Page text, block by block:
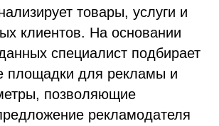
товары, услуги и
клиентов. На основании
специалист подбирает
площадки для рекламы и
позволяющие
рекламодателя